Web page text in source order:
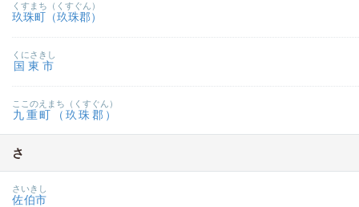
玖珠町（玖珠郡）
くすまち（くすぐん）
国東市
くにさきし
九重町（玖珠郡）
ここのえまち（くすぐん）
さ
佐伯市
さいきし